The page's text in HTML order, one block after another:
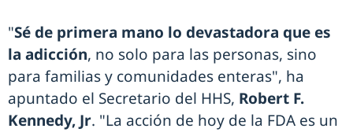
"Sé de primera mano lo devastadora que es
la adicción, no solo para las personas, sino
para familias y comunidades enteras", ha
apuntado el Secretario del HHS, Robert F.
Kennedy, Jr. "La acción de hoy de la FDA es un